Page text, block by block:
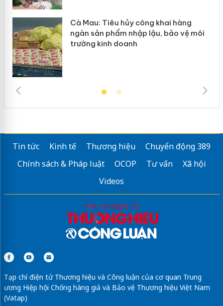
Cà Mau: Tiêu hủy công khai hàng
ngàn sản phẩm nhập lậu, bảo vệ môi
trường kinh doanh
Tin tức Kinh tế Thương hiệu
Chuyển động 389
Chính sách & Pháp luật
OCOP Tư vấn
Xã hội
Videos
Tạp chí điện tử Thương hiệu và Công luận của cơ quan Trung
ương Hiệp hội Chống hàng giả và Bảo vệ Thương hiệu Việt Nam
(Vatap)